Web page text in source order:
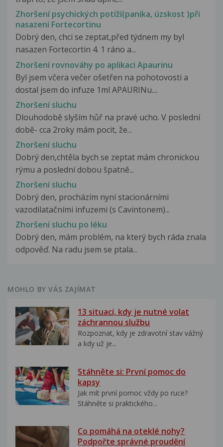
Zhoršení psychických potíží(panika, úzskost )při
nasazení Fortecortinu
Dobrý den, chci se zeptat,před týdnem my byl
nasazen Fortecortin 4. 1 ráno a...
Zhoršení rovnováhy po aplikaci Apaurinu
Byl jsem včera večer ošetřen na pohotovosti a
dostal jsem do infuze 1ml APAURINu....
Zhoršení sluchu
Dlouhodobě slyším hůř na pravé ucho. V poslední
době- cca 2roky mám pocit, že...
Zhoršení sluchu
Dobrý den,chtěla bych se zeptat mám chronickou
rýmu a poslední dobou špatně...
Zhoršení sluchu
Dobrý den, procházím nyní stacionárními
vazodilatačními infuzemi (s Cavintonem)...
Zhoršení sluchu po léku
Dobrý den, mám problém, na který bych ráda znala
odpověď. Na radu jsem se ptala...
MOHLO BY VÁS ZAJÍMAT
13 situací, kdy je nutné volat
záchrannou službu
Rozpoznat, kdy je zdravotní stav vážný
a kdy už je...
Stáhněte si: První pomoc do
kapsy
Jak mít první pomoc vždy po ruce?
Stáhněte si praktického...
Co pomáhá na oteklé nohy?
Podpořte správné proudění